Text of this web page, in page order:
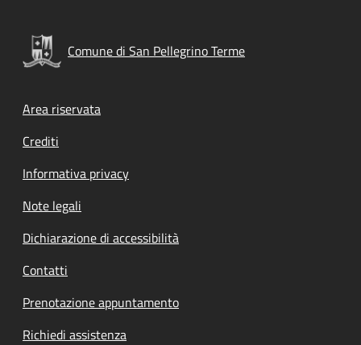
Comune di San Pellegrino Terme
Footer menu
Area riservata
Crediti
Informativa privacy
Note legali
Dichiarazione di accessibilità
Contatti
Prenotazione appuntamento
Richiedi assistenza